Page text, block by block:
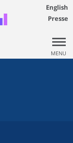
English
Presse
MENU